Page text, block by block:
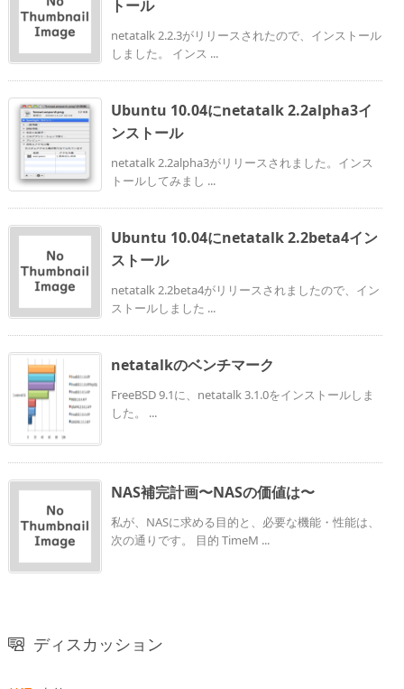
トール
netatalk 2.2.3がリリースされたので、インストール
しました。 インス ...
Ubuntu 10.04にnetatalk 2.2alpha3イ
ンストール
netatalk 2.2alpha3がリリースされました。インス
トールしてみまし ...
Ubuntu 10.04にnetatalk 2.2beta4イン
ストール
netatalk 2.2beta4がリリースされましたので、イン
ストールしました ...
netatalkのベンチマーク
FreeBSD 9.1に、netatalk 3.1.0をインストールしま
した。 ...
NAS補完計画〜NASの価値は〜
私が、NASに求める目的と、必要な機能・性能は、
次の通りです。 目的 TimeM ...
ディスカッション